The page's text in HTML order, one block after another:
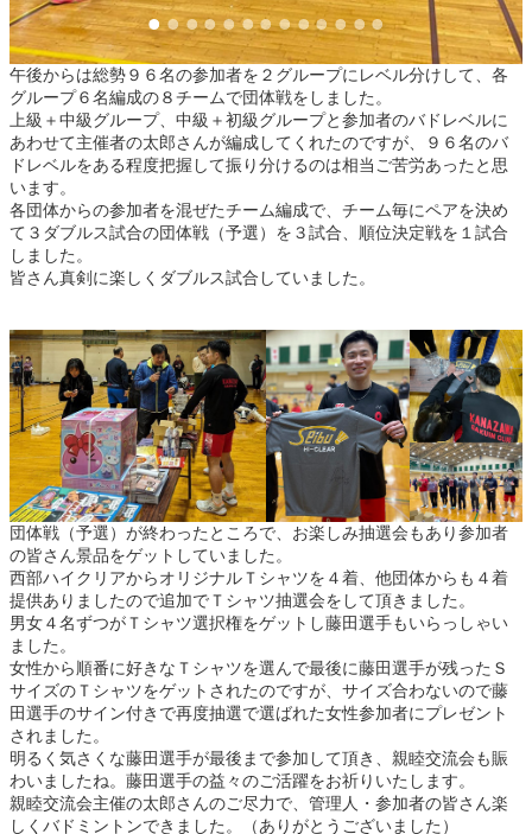
午後からは総勢９６名の参加者を２グループにレベル分けして、各
グループ６名編成の８チームで団体戦をしました。
上級＋中級グループ、中級＋初級グループと参加者のバドレベルに
あわせて主催者の太郎さんが編成してくれたのですが、９６名のバ
ドレベルをある程度把握して振り分けるのは相当ご苦労あったと思
います。
各団体からの参加者を混ぜたチーム編成で、チーム毎にペアを決め
て３ダブルス試合の団体戦（予選）を３試合、順位決定戦を１試合
しました。
皆さん真剣に楽しくダブルス試合していました。
団体戦（予選）が終わったところで、お楽しみ抽選会もあり参加者
の皆さん景品をゲットしていました。
西部ハイクリアからオリジナルＴシャツを４着、他団体からも４着
提供ありましたので追加でＴシャツ抽選会をして頂きました。
男女４名ずつがＴシャツ選択権をゲットし藤田選手もいらっしゃい
ました。
女性から順番に好きなＴシャツを選んで最後に藤田選手が残ったＳ
サイズのＴシャツをゲットされたのですが、サイズ合わないので藤
田選手のサイン付きで再度抽選で選ばれた女性参加者にプレゼント
されました。
明るく気さくな藤田選手が最後まで参加して頂き、親睦交流会も賑
わいましたね。藤田選手の益々のご活躍をお祈りいたします。
親睦交流会主催の太郎さんのご尽力で、管理人・参加者の皆さん楽
しくバドミントンできました。（ありがとうございました）